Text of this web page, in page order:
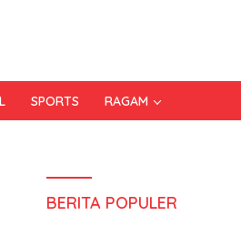
SPORTS RAGAM
BERITA POPULER